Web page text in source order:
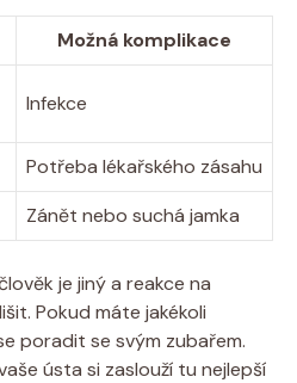
Možná komplikace
Infekce
Potřeba lékařského zásahu
Zánět nebo suchá jamka
je jiný a reakce na
Pokud máte jakékoli
poradit se svým zubařem.
ústa si zaslouží tu nejlepší